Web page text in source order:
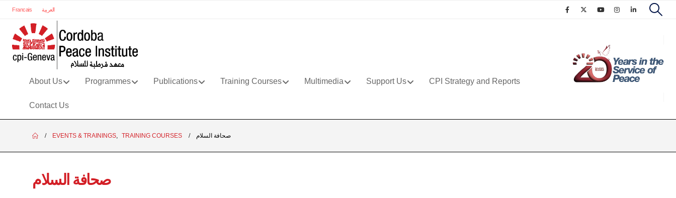
Francais العربية
About Us Programmes Publications Training Courses Multimedia Support Us CPI Strategy and Reports
Contact Us
EVENTS & TRAININGS TRAINING COURSES صحافة السلام
صحافة السلام